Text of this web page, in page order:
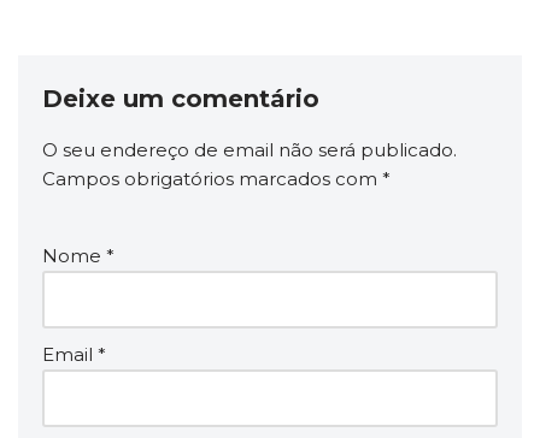
Deixe um comentário
O seu endereço de email não será publicado.
Campos obrigatórios marcados com *
Nome *
Email *